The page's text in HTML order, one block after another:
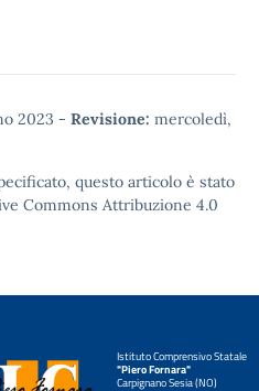
2023 - Revisione: mercoledì,
questo articolo è stato
Commons Attribuzione 4.0
Istituto Comprensivo Statale
"Piero Fornara"
Carpignano Sesia (NO)